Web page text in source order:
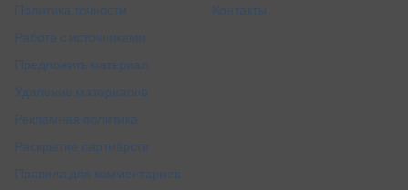
Политика точности
Работа с источниками
Предложить материал
Удаление материалов
Рекламная политика
Раскрытие партнёрств
Правила для комментариев
Контакты